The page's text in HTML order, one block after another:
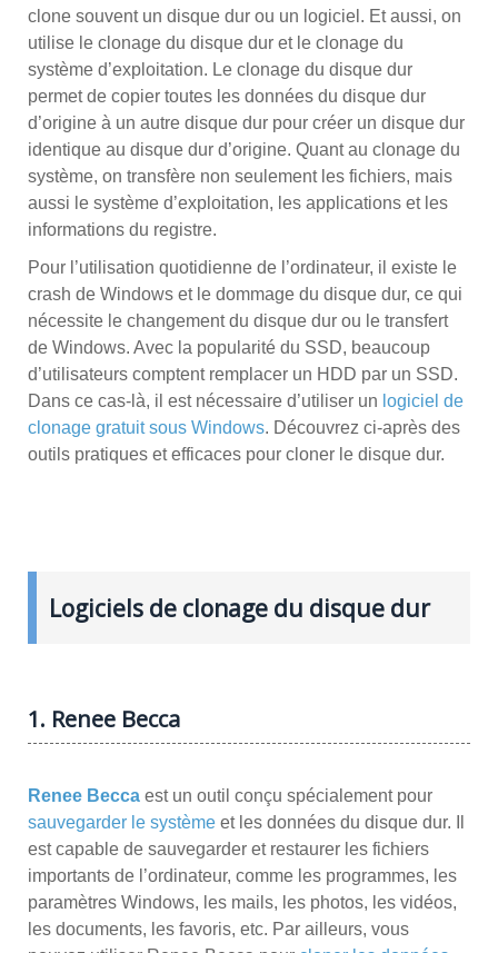
clone souvent un disque dur ou un logiciel. Et aussi, on
utilise le clonage du disque dur et le clonage du
système d’exploitation. Le clonage du disque dur
permet de copier toutes les données du disque dur
d’origine à un autre disque dur pour créer un disque dur
identique au disque dur d’origine. Quant au clonage du
système, on transfère non seulement les fichiers, mais
aussi le système d’exploitation, les applications et les
informations du registre.
Pour l’utilisation quotidienne de l’ordinateur, il existe le
crash de Windows et le dommage du disque dur, ce qui
nécessite le changement du disque dur ou le transfert
de Windows. Avec la popularité du SSD, beaucoup
d’utilisateurs comptent remplacer un HDD par un SSD.
Dans ce cas-là, il est nécessaire d’utiliser un logiciel de
clonage gratuit sous Windows. Découvrez ci-après des
outils pratiques et efficaces pour cloner le disque dur.
Logiciels de clonage du disque dur
1. Renee Becca
Renee Becca est un outil conçu spécialement pour
sauvegarder le système et les données du disque dur. Il
est capable de sauvegarder et restaurer les fichiers
importants de l’ordinateur, comme les programmes, les
paramètres Windows, les mails, les photos, les vidéos,
les documents, les favoris, etc. Par ailleurs, vous